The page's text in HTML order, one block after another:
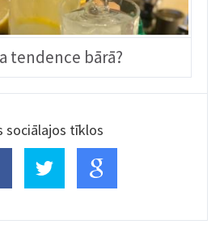
tendence bārā?
sociālajos tīklos